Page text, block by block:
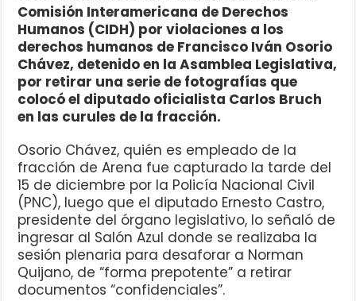
Comisión Interamericana de Derechos
Humanos (CIDH) por violaciones a los
derechos humanos de Francisco Iván Osorio
Chávez, detenido en la Asamblea Legislativa,
por retirar una serie de fotografías que
colocó el diputado oficialista Carlos Bruch
en las curules de la fracción.
Osorio Chávez, quién es empleado de la
fracción de Arena fue capturado la tarde del
15 de diciembre por la Policía Nacional Civil
(PNC), luego que el diputado Ernesto Castro,
presidente del órgano legislativo, lo señaló de
ingresar al Salón Azul donde se realizaba la
sesión plenaria para desaforar a Norman
Quijano, de “forma prepotente” a retirar
documentos “confidenciales”.